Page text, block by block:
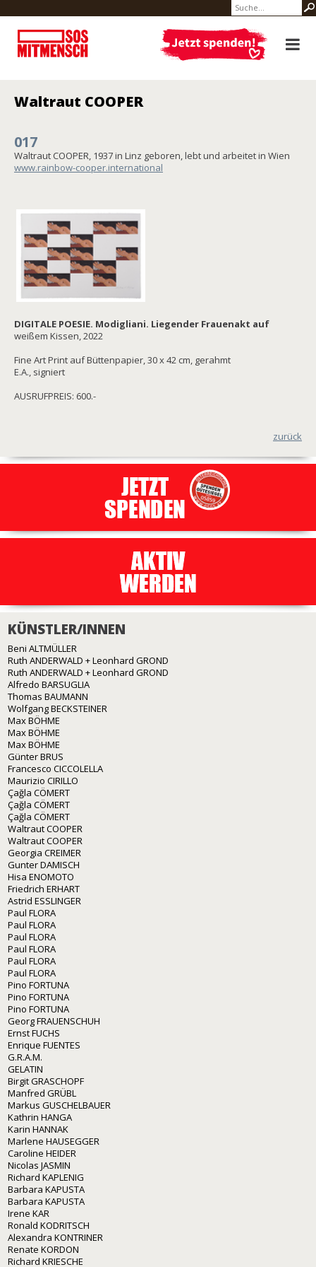
Waltraut COOPER
017
Waltraut COOPER, 1937 in Linz geboren, lebt und arbeitet in Wien
www.rainbow-cooper.international
DIGITALE POESIE. Modigliani. Liegender Frauenakt auf
weißem Kissen, 2022
Fine Art Print auf Büttenpapier, 30 x 42 cm, gerahmt
E.A., signiert
AUSRUFPREIS: 600.-
zurück
KÜNSTLER/INNEN
Beni ALTMÜLLER
Ruth ANDERWALD + Leonhard GROND
Ruth ANDERWALD + Leonhard GROND
Alfredo BARSUGLIA
Thomas BAUMANN
Wolfgang BECKSTEINER
Max BÖHME
Max BÖHME
Max BÖHME
Günter BRUS
Francesco CICCOLELLA
Maurizio CIRILLO
Çağla CÖMERT
Çağla CÖMERT
Çağla CÖMERT
Waltraut COOPER
Waltraut COOPER
Georgia CREIMER
Gunter DAMISCH
Hisa ENOMOTO
Friedrich ERHART
Astrid ESSLINGER
Paul FLORA
Paul FLORA
Paul FLORA
Paul FLORA
Paul FLORA
Paul FLORA
Pino FORTUNA
Pino FORTUNA
Pino FORTUNA
Georg FRAUENSCHUH
Ernst FUCHS
Enrique FUENTES
G.R.A.M.
GELATIN
Birgit GRASCHOPF
Manfred GRÜBL
Markus GUSCHELBAUER
Kathrin HANGA
Karin HANNAK
Marlene HAUSEGGER
Caroline HEIDER
Nicolas JASMIN
Richard KAPLENIG
Barbara KAPUSTA
Barbara KAPUSTA
Irene KAR
Ronald KODRITSCH
Alexandra KONTRINER
Renate KORDON
Richard KRIESCHE